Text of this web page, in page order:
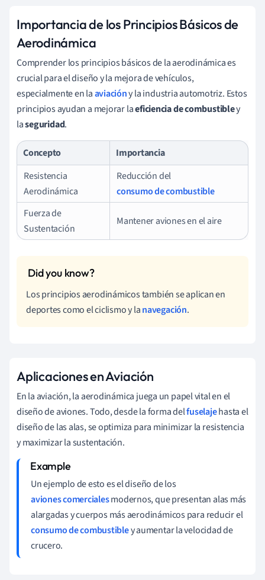
Importancia de los Principios Básicos de
Aerodinámica
Comprender los principios básicos de la aerodinámica es
crucial para el diseño y la mejora de vehículos,
especialmente en laaviacióny la industria automotriz. Estos
principios ayudan a mejorar laeficiencia de combustibley
laseguridad.
Concepto
Importancia
Resistencia
Aerodinámica
Reducción del
consumo de combustible
Fuerza de
Sustentación
Mantener aviones en el aire
Los principios aerodinámicos también se aplican en
deportes como el ciclismo y lanavegación.
Aplicaciones en Aviación
En la aviación, la aerodinámica juega un papel vital en el
diseño de aviones. Todo, desde la forma delfuselajehasta el
diseño de las alas, se optimiza para minimizar la resistencia
y maximizar la sustentación.
Un ejemplo de esto es el diseño de los
aviones comercialesmodernos, que presentan alas más
alargadas y cuerpos más aerodinámicos para reducir el
consumo de combustibley aumentar la velocidad de
crucero.